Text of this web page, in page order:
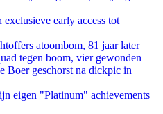
early access tot
atoombom, 81 jaar later
tegen boom, vier gewonden
Boer geschorst na dickpic in
eigen "Platinum" achievements